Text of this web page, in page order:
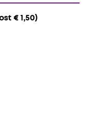
€ 1,50)